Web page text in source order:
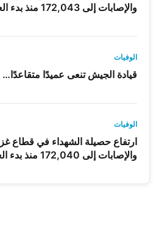
والإصابات إلى 172,043 منذ بدء العدوان
الوفيات
قيادة الجيش تنعى عميدًا
الوفيات
والإصابات إلى 172,040 منذ بدء العدوان